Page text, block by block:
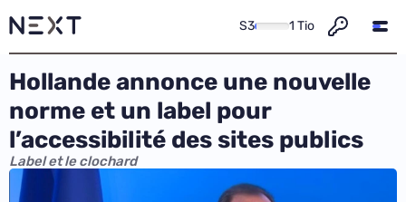
S3 1 Tio
Hollande annonce une nouvelle
norme et un label pour
l’accessibilité des sites publics
Label et le clochard